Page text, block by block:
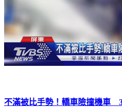
不滿被比手勢！轎車險撞機車